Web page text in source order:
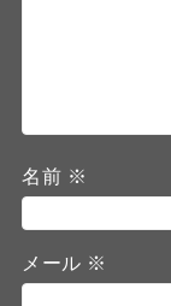
名前 ※
メール ※